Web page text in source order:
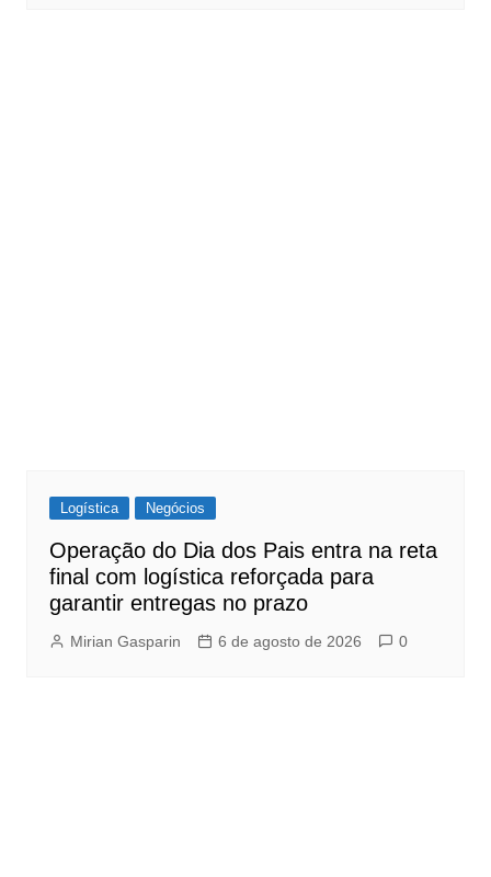
Logística Negócios
Operação do Dia dos Pais entra na reta
final com logística reforçada para
garantir entregas no prazo
Mirian Gasparin 6 de agosto de 2026 0